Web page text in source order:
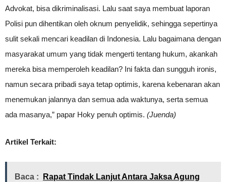
Advokat, bisa dikriminalisasi. Lalu saat saya membuat laporan
Polisi pun dihentikan oleh oknum penyelidik, sehingga sepertinya
sulit sekali mencari keadilan di Indonesia. Lalu bagaimana dengan
masyarakat umum yang tidak mengerti tentang hukum, akankah
mereka bisa memperoleh keadilan? Ini fakta dan sungguh ironis,
namun secara pribadi saya tetap optimis, karena kebenaran akan
menemukan jalannya dan semua ada waktunya, serta semua
ada masanya,” papar Hoky penuh optimis. (Juenda)
Artikel Terkait:
Baca :
Rapat Tindak Lanjut Antara Jaksa Agung